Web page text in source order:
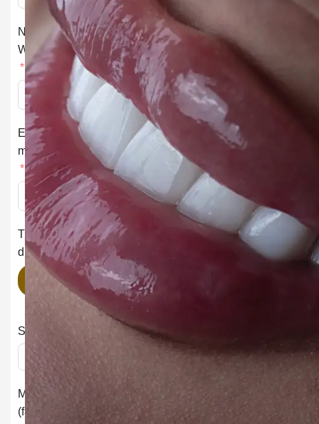
Numéro
Whatsapp
E-
mail
Téléchargement
d’image
Parcourir
Services
Message
(facultatif)